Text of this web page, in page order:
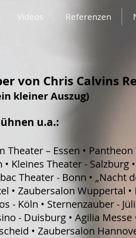
Videos Referenzen
von Chris Calvins
kleiner Auszug)
u.a.:
– Essen • Pantheon
Kleines Theater - Salzburg
Theater - Bonn • „Nacht
• Zaubersalon Wuppertal
- Köln • Sternenzauber -
- Duisburg • Agilia
• Zaubersalon